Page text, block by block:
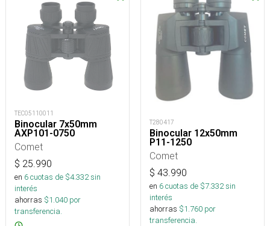
TEC05110011
Binocular 7x50mm
AXP101-0750
Comet
$ 25.990
en 6cuotas de $4.332sin
interés
ahorras $1.040 por
transferencia.
T280417
Binocular 12x50mm
P11-1250
Comet
$ 43.990
en 6cuotas de $7.332sin
interés
ahorras $1.760 por
transferencia.